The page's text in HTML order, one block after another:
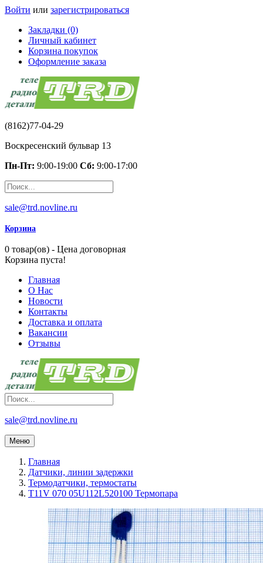
Войти или зарегистрироваться
Закладки (0)
Личный кабинет
Корзина покупок
Оформление заказа
(8162)77-04-29
Воскресенский бульвар 13
Пн-Пт: 9:00-19:00 Сб: 9:00-17:00
sale@trd.novline.ru
Корзина
0 товар(ов) - Цена договорная
Корзина пуста!
Главная
О Нас
Новости
Контакты
Доставка и оплата
Вакансии
Отзывы
sale@trd.novline.ru
Меню
Главная
Датчики, линии задержки
Термодатчики, термостаты
T11V 070 05U112L520100 Термопара